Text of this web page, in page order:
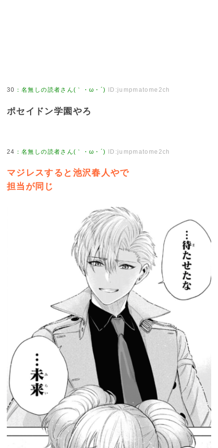
30 ：名無しの読者さん(｀・ω・´) ID:jumpmatome2ch
ポセイドン学園やろ
24 ：名無しの読者さん(｀・ω・´) ID:jumpmatome2ch
マジレスすると池沢春人やで
担当が同じ